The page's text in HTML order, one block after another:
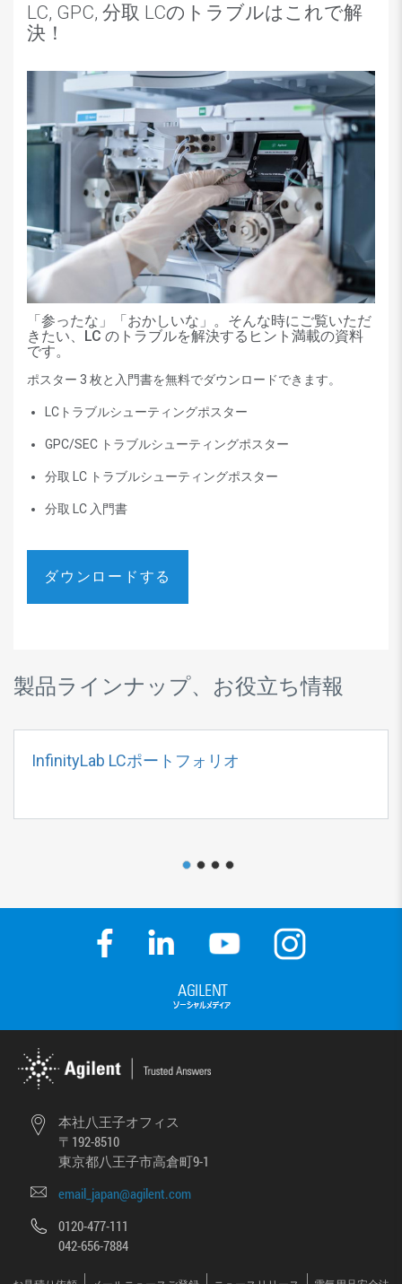
LC, GPC, 分取 LCのトラブルはこれで解
決！
「参ったな」「おかしいな」。そんな時にご覧いただ
きたい、LC のトラブルを解決するヒント満載の資料
です。
ポスター 3 枚と入門書を無料でダウンロードできます。
LCトラブルシューティングポスター
GPC/SEC トラブルシューティングポスター
分取 LC トラブルシューティングポスター
分取 LC 入門書
ダウンロードする
製品ラインナップ、お役立ち情報
InfinityLab LCポートフォリオ
本社八王子オフィス
〒192-8510
東京都八王子市高倉町9-1
email_japan@agilent.com
0120-477-111
042-656-7884